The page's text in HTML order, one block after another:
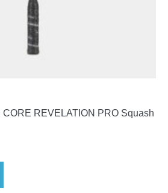
REVELATION PRO Squash